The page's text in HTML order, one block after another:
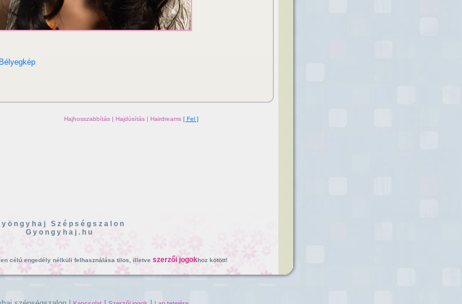
Bélyegkép
Hajhosszabbítás | Hajdúsítás | Hairdreams [ Fel ]
Szépségszalon
Gyongyhaj.hu
célú engedély nélküli felhasználása tilos, illetve szerzői jogokhoz kötött!